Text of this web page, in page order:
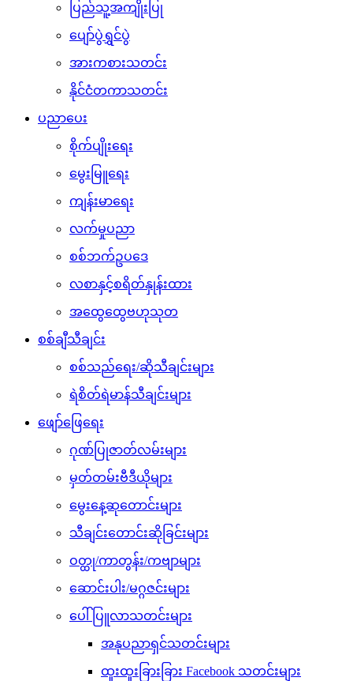
ပြည်သူ့အကျိုးပြု
ပျော်ပွဲရွှင်ပွဲ
အားကစားသတင်း
နိုင်ငံတကာသတင်း
ပညာပေး
စိုက်ပျိုးရေး
မွေးမြူရေး
ကျန်းမာရေး
လက်မှုပညာ
စစ်ဘက်ဥပဒေ
လစာနှင့်စရိတ်နှုန်းထား
အထွေထွေဗဟုသုတ
စစ်ချီသီချင်း
စစ်သည်ရေး/ဆိုသီချင်းများ
ရဲစိတ်ရဲမာန်သီချင်းများ
ဖျော်ဖြေရေး
ဂုဏ်ပြုဇာတ်လမ်းများ
မှတ်တမ်းဗီဒီယိုများ
မွေးနေ့ဆုတောင်းများ
သီချင်းတောင်းဆိုခြင်းများ
ဝတ္ထု/ကာတွန်း/ကဗျာများ
ဆောင်းပါး/မဂ္ဂဇင်းများ
ပေါ်ပြူလာသတင်းများ
အနုပညာရှင်သတင်းများ
ထူးထူးခြားခြား Facebook သတင်းများ